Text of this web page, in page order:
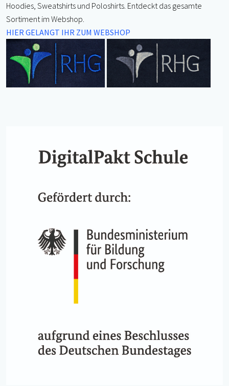
Hoodies, Sweatshirts und Poloshirts. Entdeckt das gesamte
Sortiment im Webshop.
HIER GELANGT IHR ZUM WEBSHOP